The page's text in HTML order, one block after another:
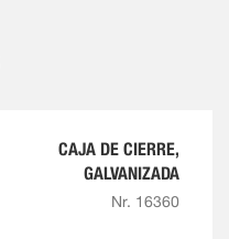
CAJA DE CIERRE,
GALVANIZADA
Nr. 16360